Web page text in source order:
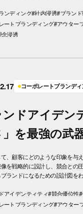
ンディング#社内浸透#ブラン
ートブランディング#アウター
念浸透
コーポレートブランデ
ンドアイデ
」を最強の武
、顧客にどのような印象を
を戦略的に設計し、競合との
ランドになるための設計図を
アイデンティティ#競合優位性
ートブランディング#アウター